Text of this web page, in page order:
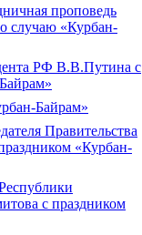
проповедь
случаю «Курбан-
РФ В.В.Путина с
Байрам»
Правительства
«Курбан-
с праздником